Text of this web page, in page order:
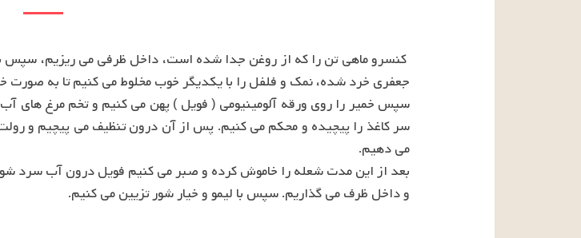
و داخل ظرف می گذاریم. سپس با لیمو و خیار شور تزیین می کنیم.